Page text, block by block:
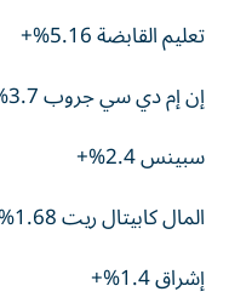
تعليم القابضة 5.16%+
إن إم دي سي جروب 3.7%+
سبينس 2.4%+
المال كابيتال ريت 1.68%+
إشراق 1.4%+